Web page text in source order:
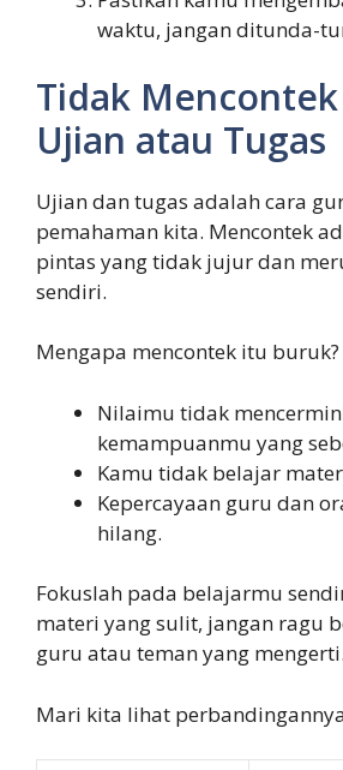
waktu, jangan ditunda-
Tidak
Ujian atau Tugas
Ujian dan tugas adalah cara
pemahaman kita. Mencontek
pintas yang tidak jujur dan
sendiri.
Mengapa mencontek itu buruk?
Nilaimu tidak
kemampuanmu yang
Kamu tidak belajar
Kepercayaan guru dan
hilang.
Fokuslah pada belajarmu
materi yang sulit, jangan ragu
guru atau teman yang mengerti.
Mari kita lihat